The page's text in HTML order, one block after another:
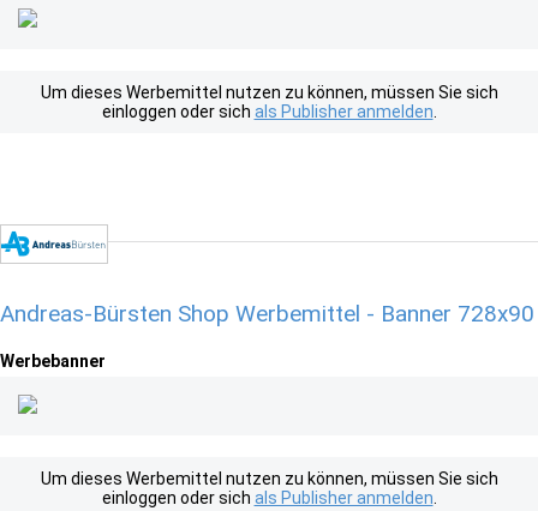
Um dieses Werbemittel nutzen zu können, müssen Sie sich
einloggen oder sich als Publisher anmelden
Andreas-Bürsten Shop Werbemittel - Banner 728x90
Werbebanner
Um dieses Werbemittel nutzen zu können, müssen Sie sich
einloggen oder sich als Publisher anmelden